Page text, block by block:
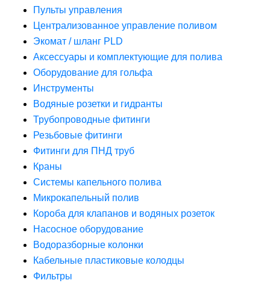
Пульты управления
Централизованное управление поливом
Экомат / шланг PLD
Аксессуары и комплектующие для полива
Оборудование для гольфа
Инструменты
Водяные розетки и гидранты
Трубопроводные фитинги
Резьбовые фитинги
Фитинги для ПНД труб
Краны
Системы капельного полива
Микрокапельный полив
Короба для клапанов и водяных розеток
Насосное оборудование
Водоразборные колонки
Кабельные пластиковые колодцы
Фильтры